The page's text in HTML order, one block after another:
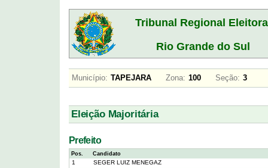
Tribunal Regional
Rio Grande do Sul
Município: TAPEJARA Zona: 100 Seção: 3
Eleição Majoritária
Prefeito
Pos. Candidato
1
SEGER LUIZ MENEGAZ